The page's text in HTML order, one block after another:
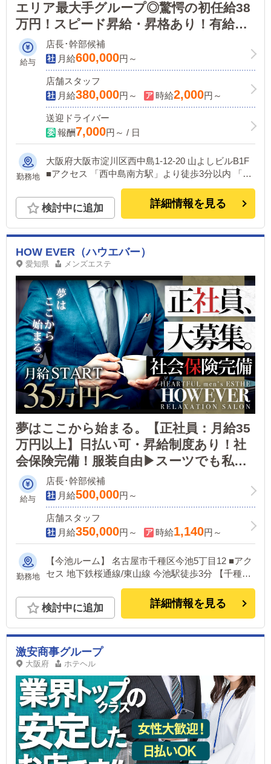
エリア最大手グループ◎驚愕の初任給38
万円！スピード昇給・昇格あり！有給休
暇年12日、連休取得も可能☆入社後のギ
ャップが少なく、長く続けやすい職場環
給与
店長･幹部候補
月給600,000円～
店舗スタッフ
月給380,000円～ 時給2,000円～
送迎ドライバー
報酬7,000円～ / 日
勤務地
大阪府大阪市淀川区西中島1-12-20 山よしビルB1F
■アクセス 「西中島南方駅」より徒歩3分以内 「南
方駅」より徒歩2分以内 ▶「南方駅」の出口を出
て、線路沿いを30秒ほど歩いていただくとすぐで
す！
検討中に追加 詳細情報を見る
HOW EVER（ハウエバー）
愛知県 メンズエステ
夢はここから始まる。【正社員：月給35
万円以上】日払い可・昇給制度あり！社
会保険完備！服装自由▶スーツでも私服
でもOK◎一流企業並みの評価制度で、店
長・幹部を目指すチャンス！
給与
店長･幹部候補
月給500,000円～
店舗スタッフ
月給350,000円～ 時給1,140円～
勤務地
【今池ルーム】 名古屋市千種区今池5丁目12 ■アク
セス 地下鉄桜通線/東山線 今池駅徒歩3分 【千種ル
ーム】 名古屋市千種区内山三丁目24 ■アクセス 千
種駅から徒歩３分 新栄駅から徒歩５分 【高岳ルー
ム】 愛知県名古屋市東区東桜２丁目１ ■アクセス
線 新栄駅１番出口から約5分 【大曽根ルーム】 名
古屋市東区東大曽根町46 ■アクセス 大曽根駅から
徒歩５分 【新栄ルーム】 名古屋市中区葵2丁目
【栄ルーム】 名古屋市中区栄4丁目17 ■アクセス 栄
駅から徒歩5分 矢場町駅から徒歩5分
検討中に追加 詳細情報を見る
激安商事グループ
大阪府 ホテヘル